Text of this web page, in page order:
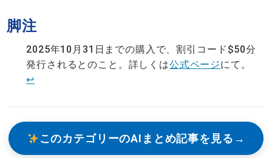
脚注
2025年10月31日までの購入で、割引コード$50分
発行されるとのこと。詳しくは公式ページにて。
↩︎
このカテゴリーのAIまとめ記事を見る